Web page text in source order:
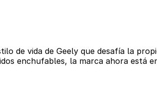
de vida de Geely que desafía la
enchufables, la marca ahora está